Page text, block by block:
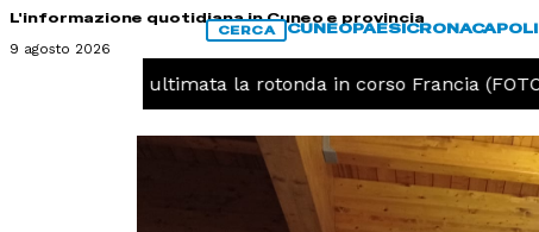
L'informazione quotidiana in Cuneo e provincia
9 agosto 2026
CERCA CUNEOPAESICRONACA
Cuneo, ultimata la rotonda in corso Francia (FOTO)